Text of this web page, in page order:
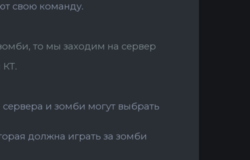
свою команду.
то мы заходим на сервер
и зомби могут выбрать
должна играть за зомби